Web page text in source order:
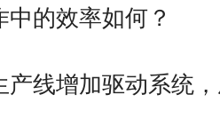
的效率如何？
产线增加驱动系统